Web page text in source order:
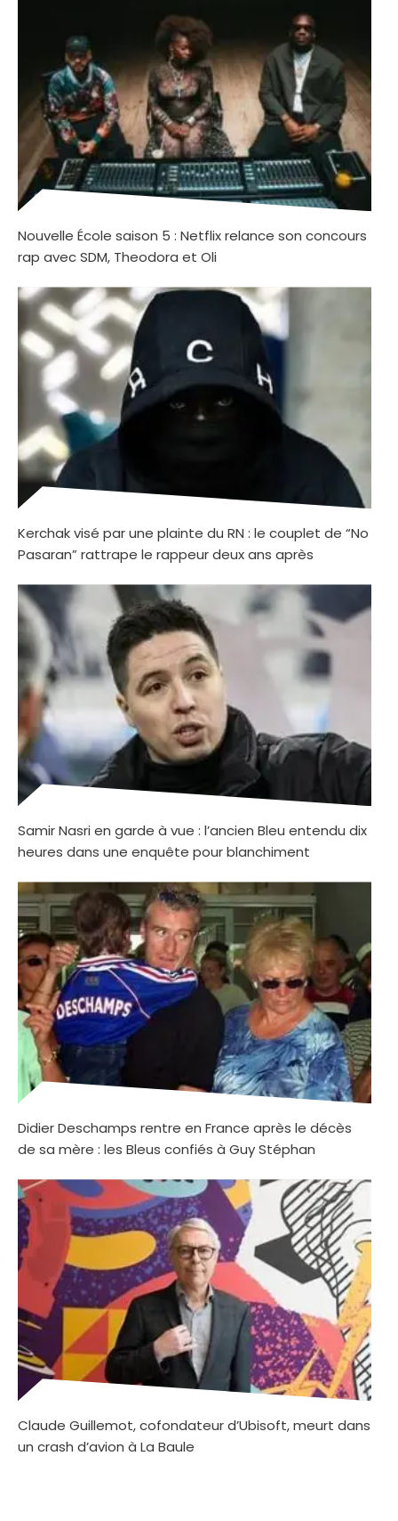
Nouvelle École saison 5 : Netflix relance son concours
rap avec SDM, Theodora et Oli
Kerchak visé par une plainte du RN : le couplet de “No
Pasaran” rattrape le rappeur deux ans après
Samir Nasri en garde à vue : l’ancien Bleu entendu dix
heures dans une enquête pour blanchiment
Didier Deschamps rentre en France après le décès
de sa mère : les Bleus confiés à Guy Stéphan
Claude Guillemot, cofondateur d’Ubisoft, meurt dans
un crash d’avion à La Baule